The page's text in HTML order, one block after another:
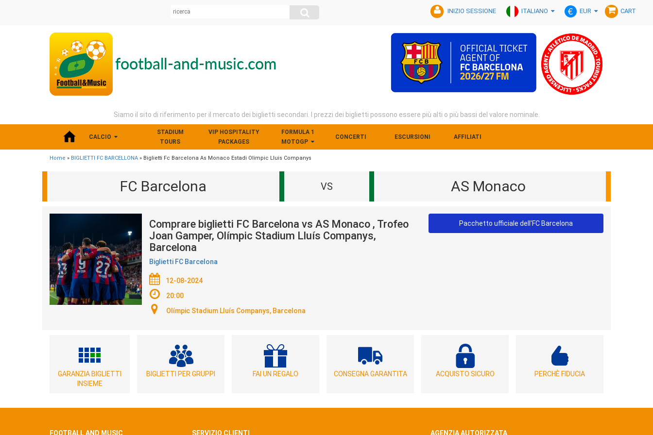
CART
EUR
ITALIANO
INIZIO SESSIONE
Siamo il sito di riferimento per il mercato dei biglietti secondari. I prezzi dei biglietti possono essere più alti o più bassi del valore nominale.
CALCIO
STADIUM
TOURS
VIP HOSPITALITY
PACKAGES
FORMULA 1
MOTOGP
CONCERTI ESCURSIONI AFFILIATI
Home » BIGLIETTI FC BARCELLONA » Biglietti Fc Barcelona As Monaco Estadi Olimpic Lluis Companys
FC Barcelona VS AS Monaco
Comprare biglietti FC Barcelona vs AS Monaco , Trofeo
Joan Gamper, Olímpic Stadium Lluís Companys,
Barcelona
Biglietti FC Barcelona
12-08-2024
20:00
Olímpic Stadium Lluís Companys, Barcelona
Pacchetto ufficiale dell'FC Barcelona
GARANZIA BIGLIETTI
INSIEME
BIGLIETTI PER GRUPPI FAI UN REGALO CONSEGNA GARANTITA ACQUISTO SICURO PERCHÈ FIDUCIA
FOOTBALL AND MUSIC SERVIZIO CLIENTI AGENZIA AUTORIZZATA